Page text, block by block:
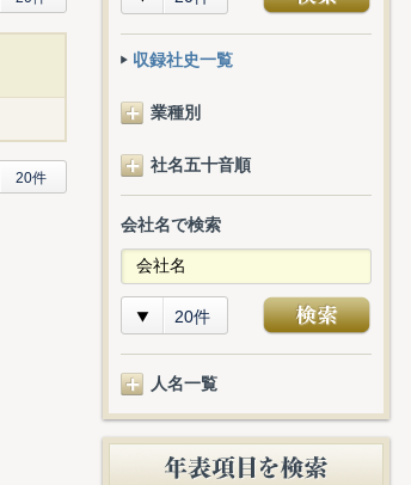
20件
収録社史一覧
業種別
社名五十音順
会社名で検索
20件
人名一覧